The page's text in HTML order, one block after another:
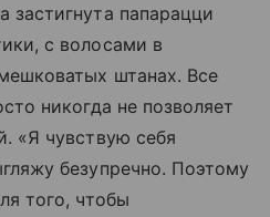
папарацци
с волосами в
штанах. Все
никогда не позволяет
«Я чувствую себя
безупречно. Поэтому
того, чтобы